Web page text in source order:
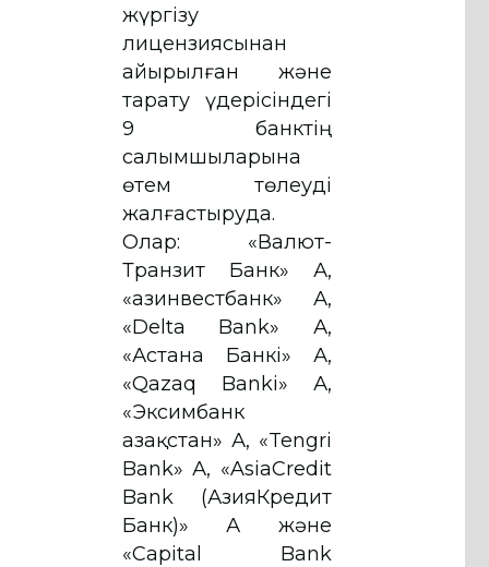
жүргізу
лицензиясынан
айырылған және
тарату үдерісіндегі
9 банктің
салымшыларына
өтем төлеуді
жалғастыруда.
Олар: «Валют-
Транзит Банк» АҚ,
«Қазинвестбанк» АҚ,
«Delta Bank» АҚ,
«Астана Банкі» АҚ,
«Qazaq Banki» АҚ,
«Эксимбанк
Қазақстан» АҚ, «Tengri
Bank» АҚ, «AsiaCredit
Bank (АзияКредит
Банк)» АҚ және
«Capital Bank